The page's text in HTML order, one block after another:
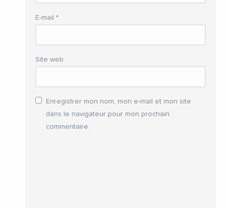
E-mail *
Site web
Enregistrer mon nom, mon e-mail et mon site
dans le navigateur pour mon prochain
commentaire.